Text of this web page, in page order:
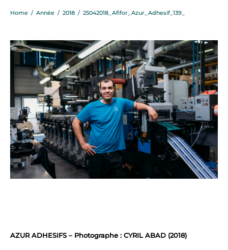
Home / Année / 2018 / 25042018_Afifor_Azur_Adhesif_139_
AZUR ADHESIFS – Photographe : CYRIL ABAD (2018)